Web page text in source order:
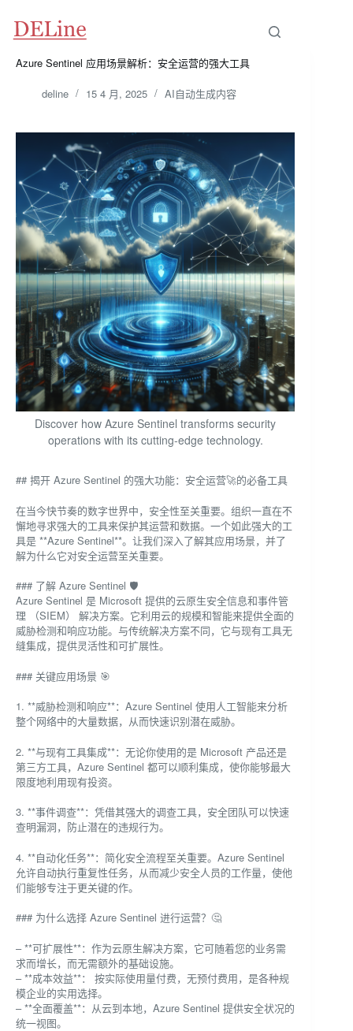
Azure Sentinel 应用场景解析：安全运营的强大工具
deline 15 4 月, 2025 AI自动生成内容
Discover how Azure Sentinel transforms security
operations with its cutting-edge technology.
## 揭开 Azure Sentinel 的强大功能：安全运营🚀的必备工具
在当今快节奏的数字世界中，安全性至关重要。组织一直在不
懈地寻求强大的工具来保护其运营和数据。一个如此强大的工
具是 **Azure Sentinel**。让我们深入了解其应用场景，并了
解为什么它对安全运营至关重要。
### 了解 Azure Sentinel 🛡️
Azure Sentinel 是 Microsoft 提供的云原生安全信息和事件管
理 （SIEM） 解决方案。它利用云的规模和智能来提供全面的
威胁检测和响应功能。与传统解决方案不同，它与现有工具无
缝集成，提供灵活性和可扩展性。
### 关键应用场景 🎯
1. **威胁检测和响应**：Azure Sentinel 使用人工智能来分析
整个网络中的大量数据，从而快速识别潜在威胁。
2. **与现有工具集成**：无论你使用的是 Microsoft 产品还是
第三方工具，Azure Sentinel 都可以顺利集成，使你能够最大
限度地利用现有投资。
3. **事件调查**：凭借其强大的调查工具，安全团队可以快速
查明漏洞，防止潜在的违规行为。
4. **自动化任务**：简化安全流程至关重要。Azure Sentinel
允许自动执行重复性任务，从而减少安全人员的工作量，使他
们能够专注于更关键的作。
### 为什么选择 Azure Sentinel 进行运营？🤔
– **可扩展性**：作为云原生解决方案，它可随着您的业务需
求而增长，而无需额外的基础设施。
– **成本效益**： 按实际使用量付费，无预付费用，是各种规
模企业的实用选择。
– **全面覆盖**：从云到本地，Azure Sentinel 提供安全状况的
统一视图。